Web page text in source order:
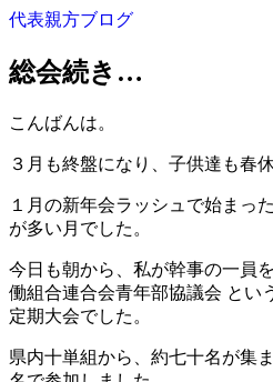
代表親方ブログ
総会続き…
こんばんは。
３月も終盤になり、子供達も春
１月の新年会ラッシュで始まっ
が多い月でした。
今日も朝から、私が幹事の一員
働組合連合会青年部協議会 とい
定期大会でした。
県内十単組から、約七十名が集